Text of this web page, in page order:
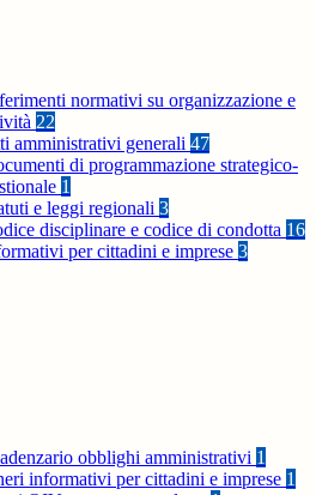
normativi su organizzazione e
22
amministrativi generali 47
di programmazione strategico-
1
e leggi regionali 3
disciplinare e codice di condotta 16
per cittadini e imprese 3
obblighi amministrativi 1
informativi per cittadini e imprese 1